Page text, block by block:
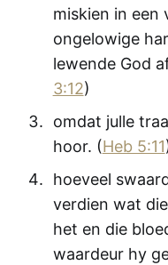
miskien in een
ongelowige
lewende God
3:12)
omdat julle
hoor. (Heb 5:11
hoeveel
verdien wat
het en die
waardeur hy